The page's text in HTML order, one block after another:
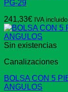
PG-29
241,33€ IVA incluido
Sin existencias
Canalizaciones
BOLSA CON 5
ANGULOS